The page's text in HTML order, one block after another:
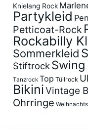
Knielang Rock
Partykleid
Petticoat-Rock
Rockabilly
Sommerkleid
Stiftrock
Tanzrock Top Tüllrock
BikiniVintage
Ohrringe